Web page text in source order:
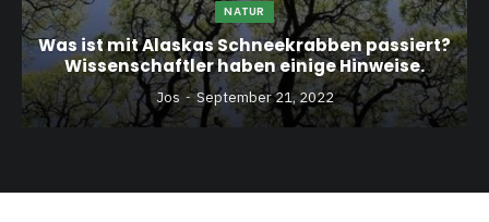
NATUR
Was ist mit Alaskas Schneekrabben passiert?
Wissenschaftler haben einige Hinweise.
Jos September 21, 2022